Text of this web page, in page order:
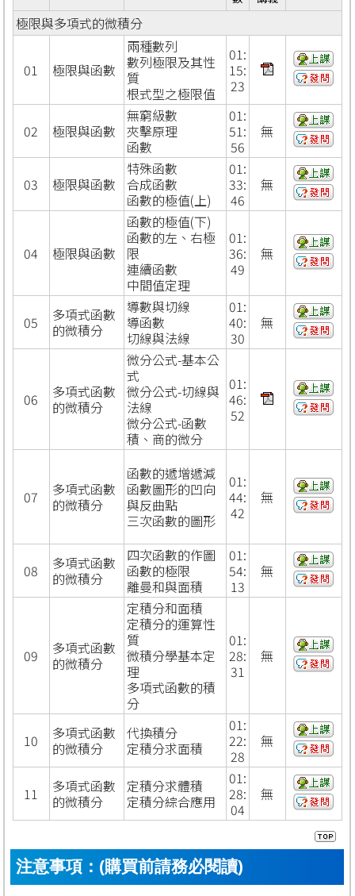
極限與多項式的微積分
01 極限與函數
兩種數列
數列極限及其性
質
根式型之極限值
01:
15:
23
02 極限與函數
無窮級數
夾擊原理
函數
01:
51:
56
無
03 極限與函數
特殊函數
合成函數
函數的極值(上)
01:
33:
46
無
04 極限與函數
函數的極值(下)
函數的左、右極
限
連續函數
中間值定理
01:
36:
49
無
05
多項式函數
的微積分
導數與切線
導函數
切線與法線
01:
40:
30
無
06
多項式函數
的微積分
微分公式-基本公
式
微分公式-切線與
法線
微分公式-函數
積、商的微分
01:
46:
52
07
多項式函數
的微積分
函數的遞增遞減
函數圖形的凹向
與反曲點
三次函數的圖形
01:
44:
42
無
08
多項式函數
的微積分
四次函數的作圖
函數的極限
離曼和與面積
01:
54:
13
無
09
多項式函數
的微積分
定積分和面積
定積分的運算性
質
微積分學基本定
理
多項式函數的積
分
01:
28:
31
無
10
多項式函數
的微積分
代換積分
定積分求面積
01:
22:
28
無
11
多項式函數
的微積分
定積分求體積
定積分綜合應用
01:
28:
04
無
注意事項：(購買前請務必閱讀)